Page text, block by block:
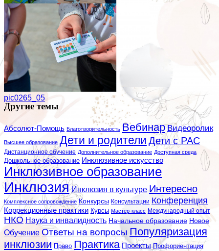
pic0265_06
pic0265_05
Другие темы
Абсолют-Помощь Благотворительность Вебинар Видеоролик
Высшее образование Дети и родители Дети с РАС
Дистанционное обучение Дополнительное образование Доступная среда
Дошкольное образование Инклюзивное искусство
Инклюзивное образование
Инклюзия Инклюзия в культуре Интересно
Комплексное сопровождение Конкурсы Консультации Конференция
Коррекционные практики Курсы Мастер-класс Международный опыт
НКО Наука и инвалидность Начальное образование Новое
Обучение Ответы на вопросы Популяризация
инклюзии Право Практика Проекты Профориентация